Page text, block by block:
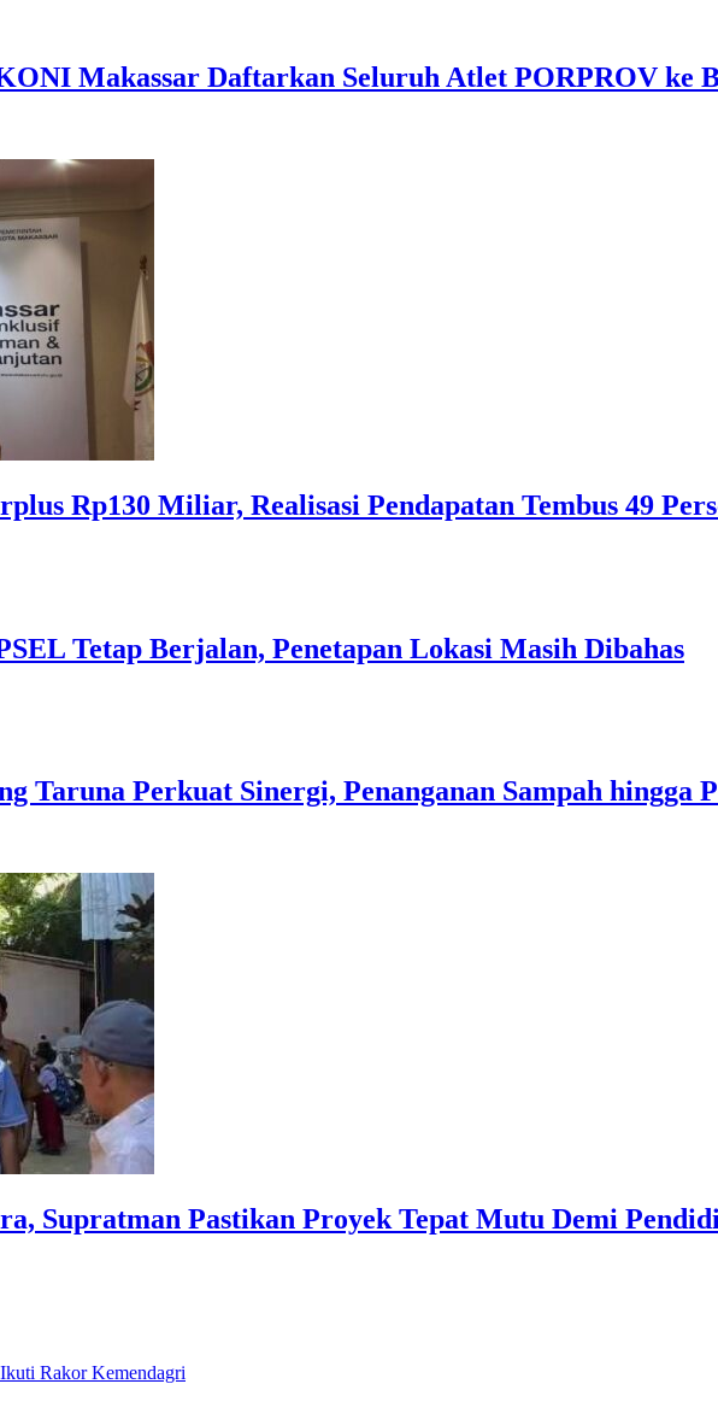
Makassar Daftarkan Seluruh Atlet PORPROV ke
Rp130 Miliar, Realisasi Pendapatan Tembus 49
Tetap Berjalan, Penetapan Lokasi Masih Dibahas
Taruna Perkuat Sinergi, Penanganan Sampah hingga
Supratman Pastikan Proyek Tepat Mutu Demi
Rakor Kemendagri